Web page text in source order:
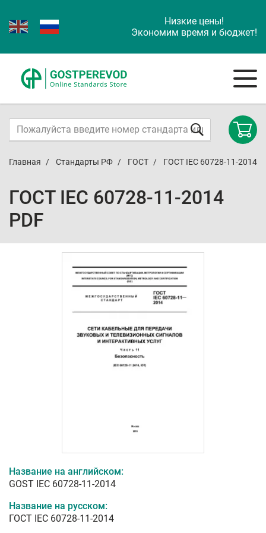
Низкие цены!
Экономим время и бюджет!
Главная Стандарты РФ ГОСТ ГОСТ IEC 60728-11-2014
ГОСТ IEC 60728-11-2014
PDF
Название на английском:
GOST IEC 60728-11-2014
Название на русском:
ГОСТ IEC 60728-11-2014